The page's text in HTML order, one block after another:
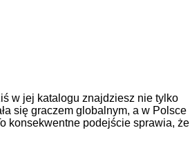
w jej katalogu znajdziesz nie tylko
się graczem globalnym, a w Polsce
konsekwentne podejście sprawia, że